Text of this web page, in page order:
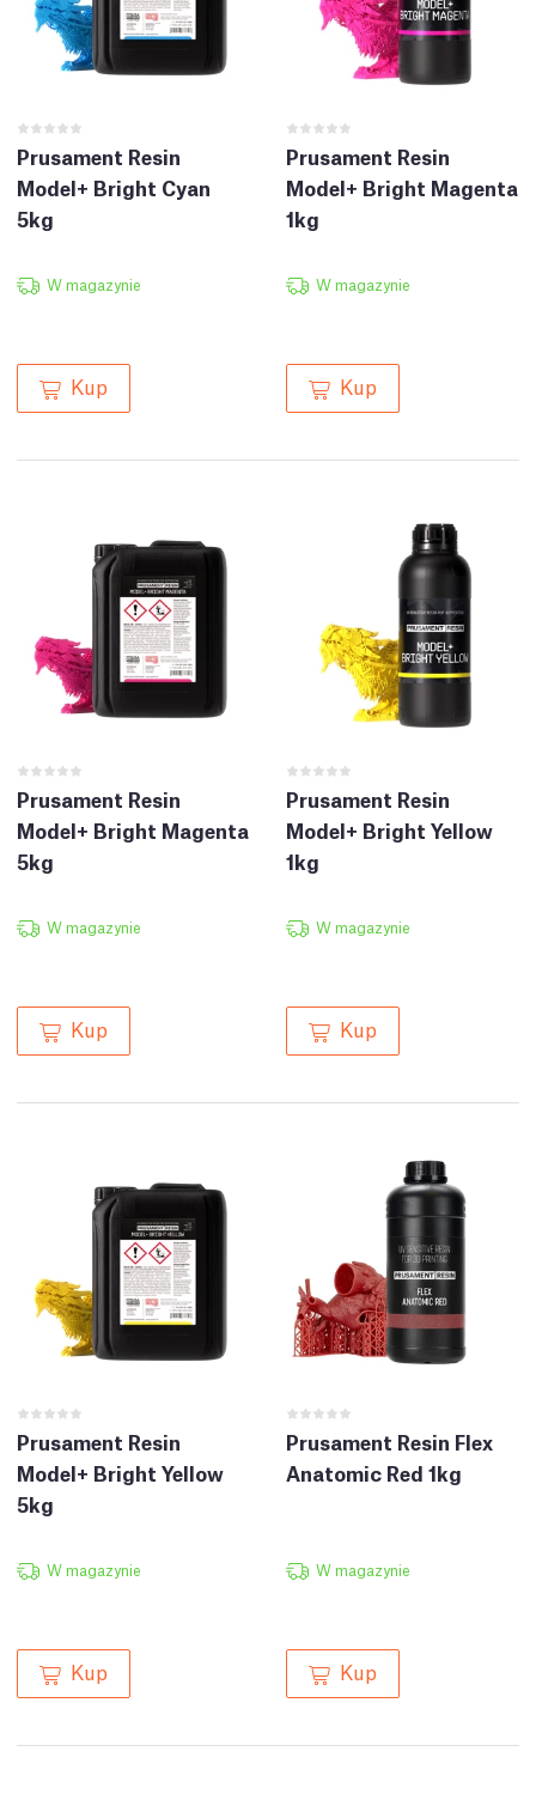
Prusament Resin
Model+ Bright Cyan
5kg
W magazynie
Kup
Prusament Resin
Model+ Bright Magenta
1kg
W magazynie
Kup
Prusament Resin
Model+ Bright Magenta
5kg
W magazynie
Kup
Prusament Resin
Model+ Bright Yellow
1kg
W magazynie
Kup
Prusament Resin
Model+ Bright Yellow
5kg
W magazynie
Kup
Prusament Resin Flex
Anatomic Red 1kg
W magazynie
Kup